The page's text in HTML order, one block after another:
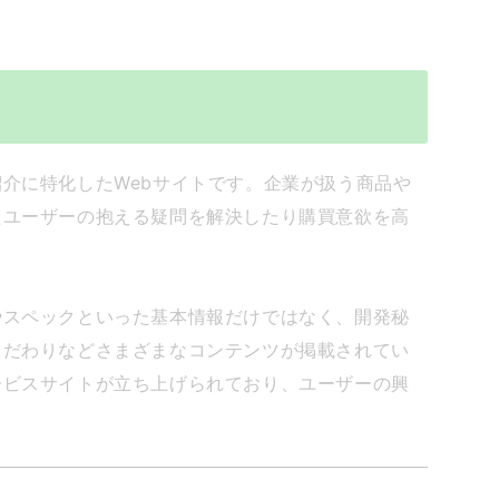
に特化したWebサイトです。企業が扱う商品や
ーザーの抱える疑問を解決したり購買意欲を高
ペックといった基本情報だけではなく、開発秘
わりなどさまざまなコンテンツが掲載されてい
スサイトが立ち上げられており、ユーザーの興